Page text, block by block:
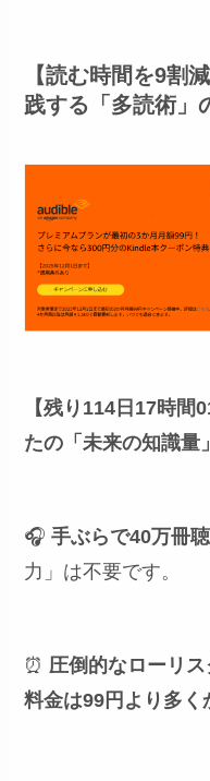
【読む時間を9割
践する「多読術」
【残り114日17時間
たの「未来の知識量
🎧手ぶらで40万冊
力」は不要です。
⏰ 圧倒的なローリス
料金は99円より多く